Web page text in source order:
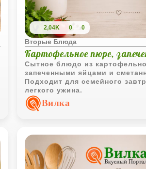
2,04K 0 0
Вторые Блюда
Картофельное пюре,
Сытное блюдо из
запеченными яйцами и
Подходит для семейного
легкого ужина.
Вилка